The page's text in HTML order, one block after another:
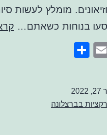
מומלץ לעשות
בנוחות כשאתם…
Email
בברצלונה